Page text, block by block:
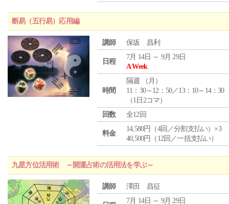
断易（五行易）応用編
講師 保坂 昌利
日程
7月 14日 ～ 9月 29日
A Week
時間
隔週 （ 月 ）
11：30～12：50／13：10～14：30
（1日2コマ）
回数
全12回
料金
14,580円（4回／分割支払い）×3
40,500円（12回／一括支払い）
九星方位活用術 ～開運占術の活用法を学ぶ～
講師 澤田 昌征
7月 14日 ～ 9月 29日